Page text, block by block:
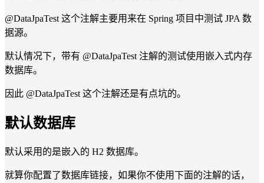
@DataJpaTest 这个注解主要用来在 Spring 项目中测试 JPA 数
据源。
默认情况下，带有 @DataJpaTest 注解的测试使用嵌入式内存
数据库。
因此 @DataJpaTest 这个注解还是有点坑的。
默认数据库
默认采用的是嵌入的 H2 数据库。
就算你配置了数据库链接，如果你不使用下面的注解的话，